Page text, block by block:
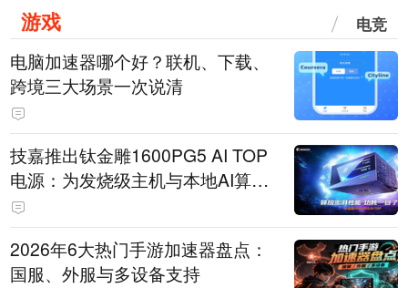
游戏 电竞
电脑加速器哪个好？联机、下载、
跨境三大场景一次说清
技嘉推出钛金雕1600PG5 AI TOP
电源：为发烧级主机与本地AI算力
打造旗舰供电方案
2026年6大热门手游加速器盘点：
国服、外服与多设备支持